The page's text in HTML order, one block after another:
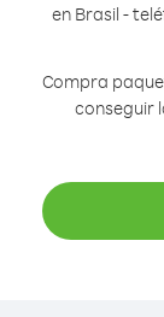
en Brasil -
Compra
conseguir